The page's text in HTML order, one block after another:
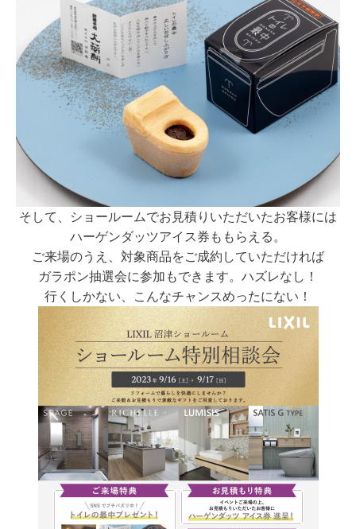
そして、ショールームでお見積りいただいたお客様には
ハーゲンダッツアイス券ももらえる。
ご来場のうえ、対象商品をご成約していただければ
ガラポン抽選会に参加もできます。ハズレなし！
行くしかない、こんなチャンスめったにない！